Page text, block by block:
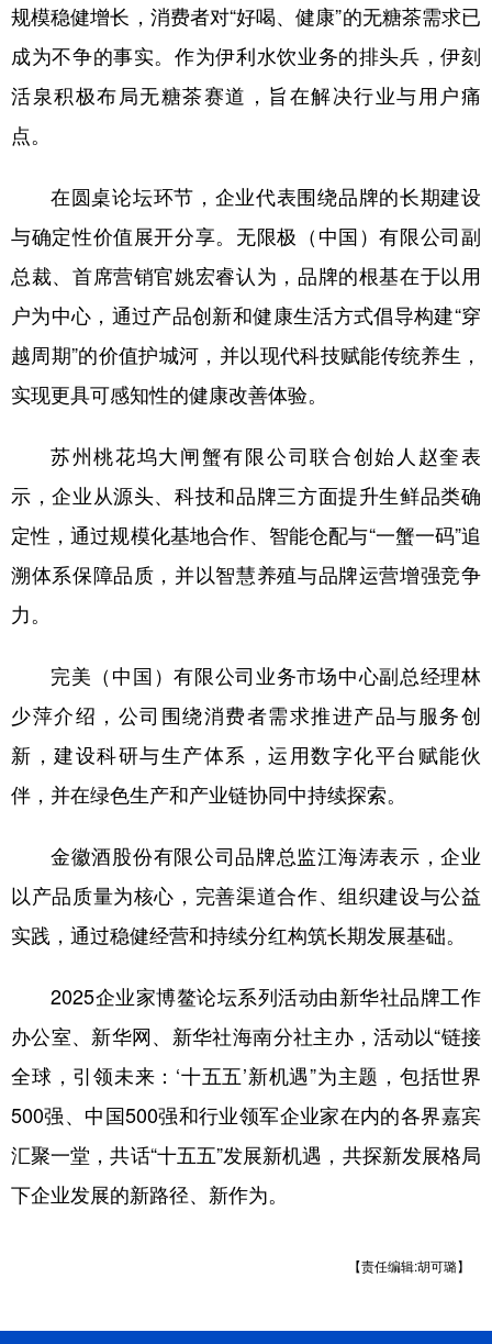
规模稳健增长，消费者对“好喝、健康”的无糖茶需求已
成为不争的事实。作为伊利水饮业务的排头兵，伊刻
活泉积极布局无糖茶赛道，旨在解决行业与用户痛
点。
在圆桌论坛环节，企业代表围绕品牌的长期建设
与确定性价值展开分享。无限极（中国）有限公司副
总裁、首席营销官姚宏睿认为，品牌的根基在于以用
户为中心，通过产品创新和健康生活方式倡导构建“穿
越周期”的价值护城河，并以现代科技赋能传统养生，
实现更具可感知性的健康改善体验。
苏州桃花坞大闸蟹有限公司联合创始人赵奎表
示，企业从源头、科技和品牌三方面提升生鲜品类确
定性，通过规模化基地合作、智能仓配与“一蟹一码”追
溯体系保障品质，并以智慧养殖与品牌运营增强竞争
力。
完美（中国）有限公司业务市场中心副总经理林
少萍介绍，公司围绕消费者需求推进产品与服务创
新，建设科研与生产体系，运用数字化平台赋能伙
伴，并在绿色生产和产业链协同中持续探索。
金徽酒股份有限公司品牌总监江海涛表示，企业
以产品质量为核心，完善渠道合作、组织建设与公益
实践，通过稳健经营和持续分红构筑长期发展基础。
2025企业家博鳌论坛系列活动由新华社品牌工作
办公室、新华网、新华社海南分社主办，活动以“链接
全球，引领未来：‘十五五’新机遇”为主题，包括世界
500强、中国500强和行业领军企业家在内的各界嘉宾
汇聚一堂，共话“十五五”发展新机遇，共探新发展格局
下企业发展的新路径、新作为。
【责任编辑:胡可璐】